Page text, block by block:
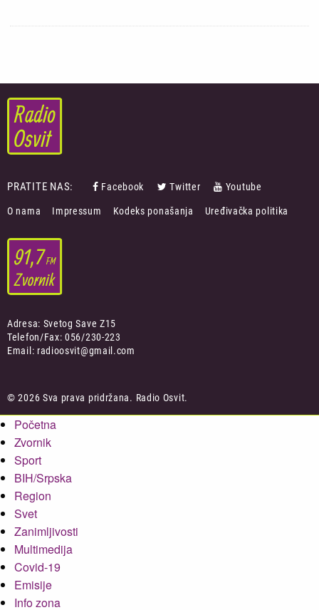
PRATITE NAS: Facebook Twitter Youtube
FOOTER
MENU
O nama Impressum Kodeks ponašanja Uređivačka politika
Adresa: Svetog Save Z15
Telefon/Fax: 056/230-223
Email: radioosvit@gmail.com
© 2026 Sva prava pridržana. Radio Osvit.
Početna
Zvornik
Sport
BIH/Srpska
Region
Svet
Zanimljivosti
Multimedija
Covid-19
Emisije
Info zona